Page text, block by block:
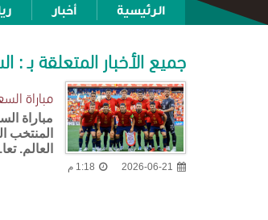
الرئيسية أخبار
جميع الأخبار المتعلقة بـ :
مباراة
مباراة
المنتخب
العالم.
2026-06-21 1:18 م